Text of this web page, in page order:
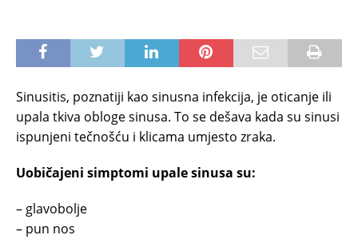
Sinusitis, poznatiji kao sinusna infekcija, je oticanje ili
upala tkiva obloge sinusa. To se dešava kada su sinusi
ispunjeni tečnošću i klicama umjesto zraka.
Uobičajeni simptomi upale sinusa su:
– glavobolje
– pun nos